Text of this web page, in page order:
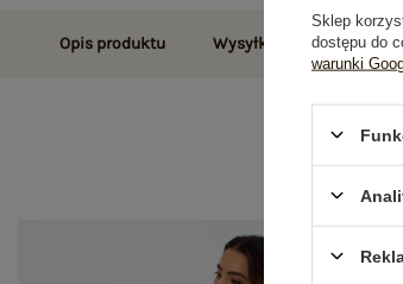
Opis produktu Wysyłka i dostawa
Sklep
dostępu do
warunki